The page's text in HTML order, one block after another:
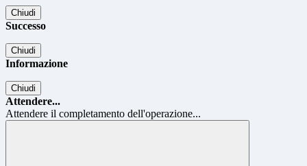
Chiudi
Successo
Chiudi
Informazione
Chiudi
Attendere...
Attendere il completamento dell'operazione...